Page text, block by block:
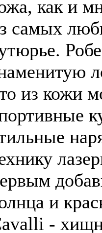
как и
самых
из кожи
и
-